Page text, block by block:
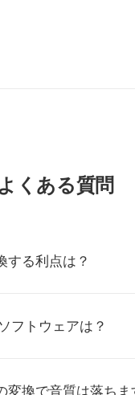
よくある質問
する利点は？
フトウェアは？
変換で音質は落ちま